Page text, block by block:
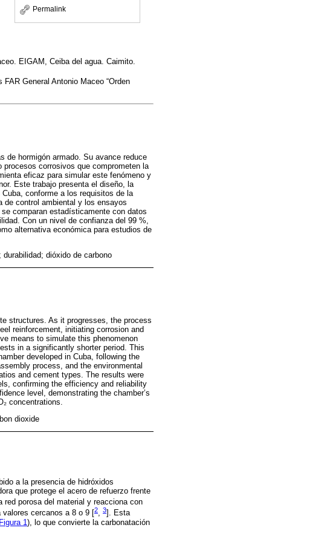
Permalink
EIGAM, Ceiba del agua. Caimito.
General Antonio Maceo “Orden
de hormigón armado. Su avance reduce
corrosivos que comprometen la
eficaz para simular este fenómeno y
Este trabajo presenta el diseño, la
conforme a los requisitos de la
de control ambiental y los ensayos
comparan estadísticamente con datos
Con un nivel de confianza del 99 %,
alternativa económica para estudios de
dióxido de carbono
structures. As it progresses, the process
reinforcement, initiating corrosion and
means to simulate this phenomenon
in a significantly shorter period. This
developed in Cuba, following the
process, and the environmental
and cement types. The results were
confirming the efficiency and reliability
level, demonstrating the chamber’s
concentrations.
dioxide
a la presencia de hidróxidos
que protege el acero de refuerzo frente
porosa del material y reacciona con
valores cercanos a 8 o 9 [2, 3]. Esta
Figura 1), lo que convierte la carbonatación